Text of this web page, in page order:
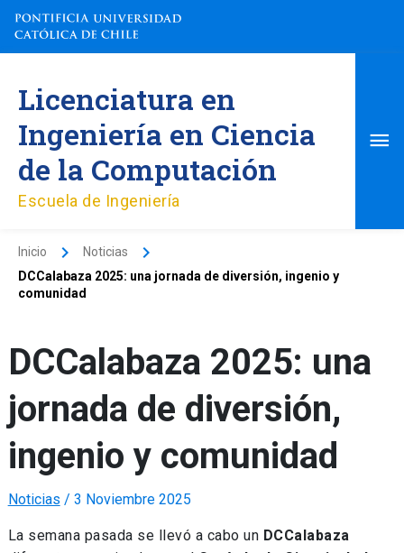
contenido
Licenciatura en
Ingeniería en Ciencia
de la Computación
Escuela de Ingeniería
Inicio
Noticias
DCCalabaza 2025: una jornada de diversión, ingenio y
comunidad
DCCalabaza 2025: una
jornada de diversión,
ingenio y comunidad
Noticias / 3 Noviembre 2025
La semana pasada se llevó a cabo un DCCalabaza